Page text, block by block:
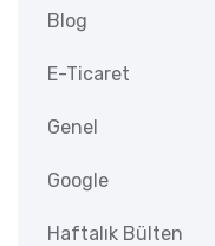
Blog
E-Ticaret
Genel
Google
Haftalık Bülten